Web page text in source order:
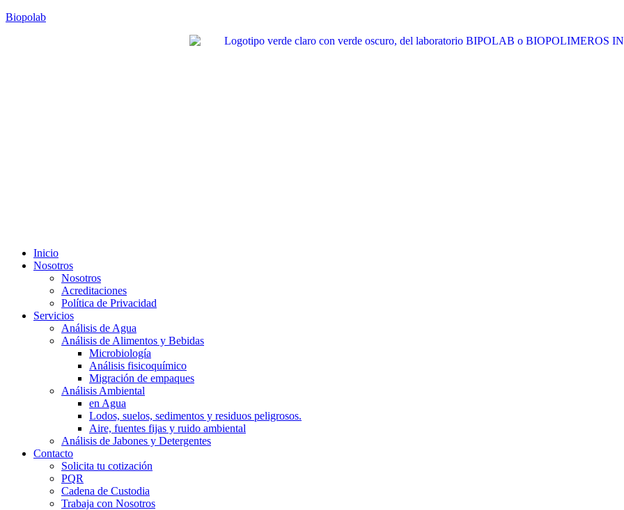
Biopolab
Inicio
Nosotros
Nosotros
Acreditaciones
Política de Privacidad
Servicios
Análisis de Agua
Análisis de Alimentos y Bebidas
Microbiología
Análisis fisicoquímico
Migración de empaques
Análisis Ambiental
en Agua
Lodos, suelos, sedimentos y residuos peligrosos.
Aire, fuentes fijas y ruido ambiental
Análisis de Jabones y Detergentes
Contacto
Solicita tu cotización
PQR
Cadena de Custodia
Trabaja con Nosotros